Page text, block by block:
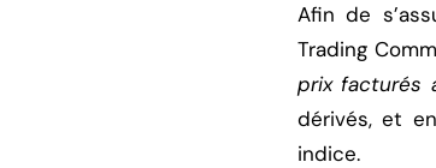
Afin de
Trading
prix facturés
dérivés, et
indice.